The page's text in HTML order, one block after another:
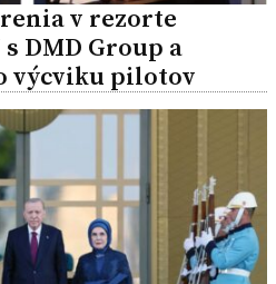
v rezorte
DMD Group a
výcviku pilotov